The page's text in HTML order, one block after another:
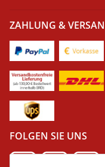
ZAHLUNG &
FOLGEN SIE UNS